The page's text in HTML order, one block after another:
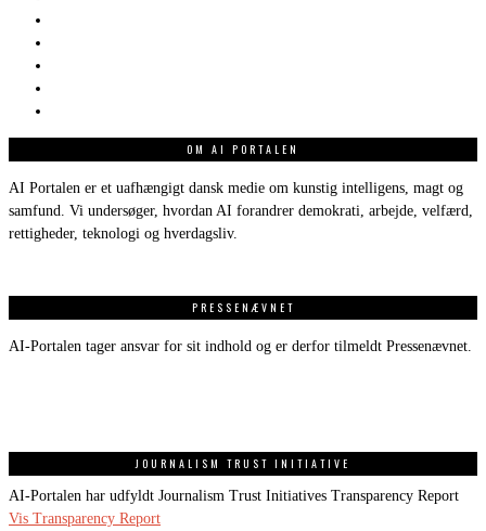
OM AI PORTALEN
AI Portalen er et uafhængigt dansk medie om kunstig intelligens, magt og
samfund. Vi undersøger, hvordan AI forandrer demokrati, arbejde, velfærd,
rettigheder, teknologi og hverdagsliv.
PRESSENÆVNET
AI-Portalen tager ansvar for sit indhold og er derfor tilmeldt Pressenævnet.
JOURNALISM TRUST INITIATIVE
AI-Portalen har udfyldt Journalism Trust Initiatives Transparency Report
Vis Transparency Report